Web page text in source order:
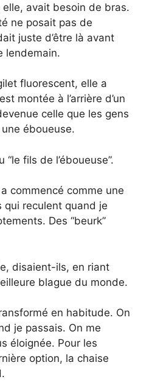
elle, avait besoin de bras.
ne posait pas de
juste d’être là avant
lendemain.
fluorescent, elle a
montée à l’arrière d’un
celle que les gens
éboueuse.
fils de l’éboueuse”.
commencé comme une
qui reculent quand je
Des “beurk”
disaient-ils, en riant
blague du monde.
en habitude. On
je passais. On me
éloignée. Pour les
option, la chaise